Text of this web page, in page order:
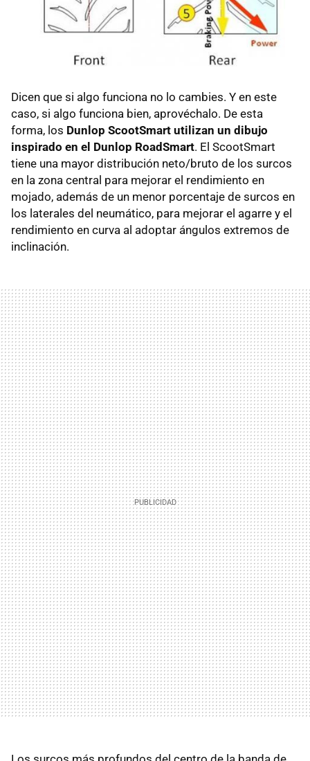
Dicen que si algo funciona no lo cambies. Y en este
caso, si algo funciona bien, aprovéchalo. De esta
forma, los Dunlop ScootSmart utilizan un dibujo
inspirado en el Dunlop RoadSmart. El ScootSmart
tiene una mayor distribución neto/bruto de los surcos
en la zona central para mejorar el rendimiento en
mojado, además de un menor porcentaje de surcos en
los laterales del neumático, para mejorar el agarre y el
rendimiento en curva al adoptar ángulos extremos de
inclinación.